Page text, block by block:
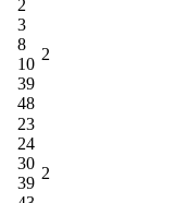
2
3
8
10
39
48
2
23
24
30
39
2